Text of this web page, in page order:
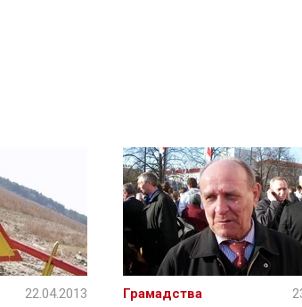
22.04.2013 Грамадства